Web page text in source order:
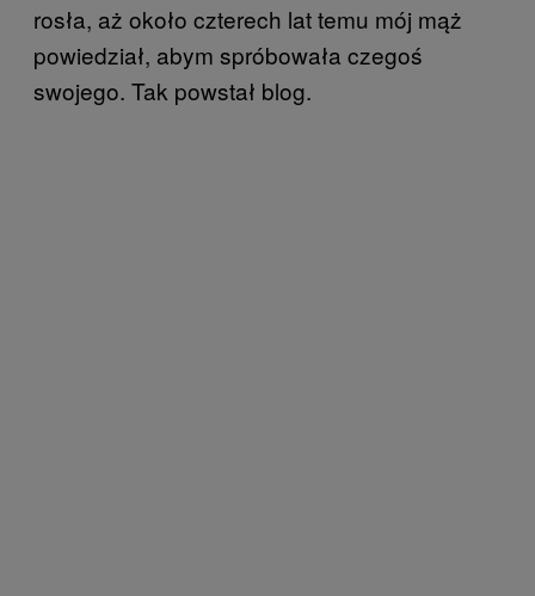
rosła, aż około czterech lat temu mój mąż
powiedział, abym spróbowała czegoś
swojego. Tak powstał blog.